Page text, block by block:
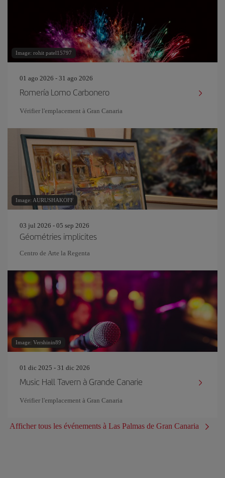
Image: rohit patel15797
01 ago 2026 - 31 ago 2026
Romería Lomo Carbonero
Vérifier l'emplacement à Gran Canaria
Image: AURUSHAKOFF
03 jul 2026 - 05 sep 2026
Géométries implicites
Centro de Arte la Regenta
Image: Vershinin89
01 dic 2025 - 31 dic 2026
Music Hall Tavern à Grande Canarie
Vérifier l'emplacement à Gran Canaria
Afficher tous les événements à Las Palmas de Gran Canaria